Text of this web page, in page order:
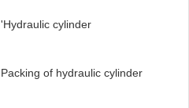
'Hydraulic cylinder
Packing of hydraulic cylinder